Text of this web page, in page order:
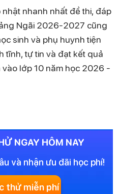
nhật nhanh nhất đề thi, đáp
Ngãi 2026-2027 cũng
sinh và phụ huynh tiện
tĩnh, tự tin và đạt kết quả
lớp 10 năm học 2026 -
NGAY HÔM NAY
và nhận ưu đãi học phí!
thử miễn phí